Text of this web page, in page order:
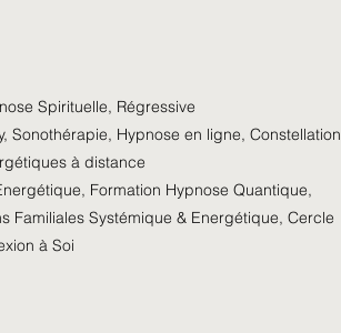
Spirituelle, Régressive
, Sonothérapie, Hypnose en ligne, Constellation
à distance
Formation Hypnose Quantique,
Familiales Systémique & Energétique, Cercle
à Soi